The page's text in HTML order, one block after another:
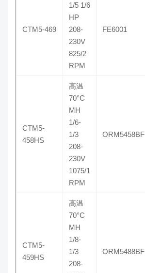
CTM5-469
1/5 1/6
HP
208-
230V
825/2
RPM
FE6001
CTM5-
458HS
高温
70°C
MH
1/6-
1/3
208-
230V
1075/1
RPM
ORM5458BF
CTM5-
459HS
高温
70°C
MH
1/8-
1/3
208-
ORM5488BF